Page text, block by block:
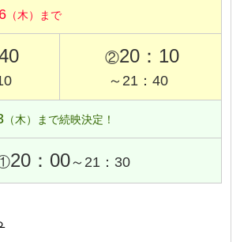
（木）まで
②20：10
～21：40
（木）まで続映決定！
20：00～21：30